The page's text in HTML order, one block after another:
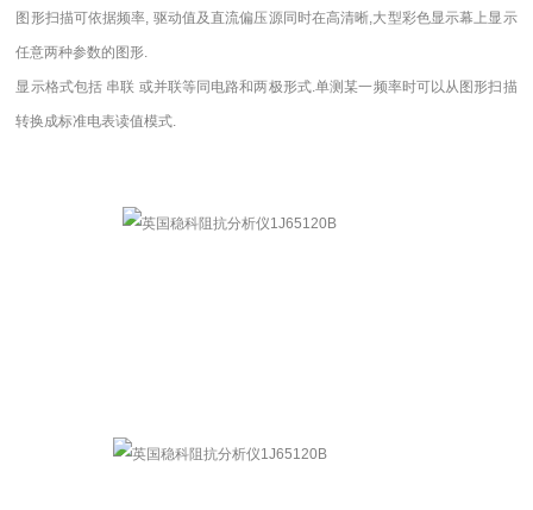
图形扫描可依据频率, 驱动值及直流偏压源同时在高清晰,大型彩色显示幕上显示
任意两种参数的图形.
显示格式包括 串联 或并联等同电路和两极形式.单测某一频率时可以从图形扫描
转换成标准电表读值模式.